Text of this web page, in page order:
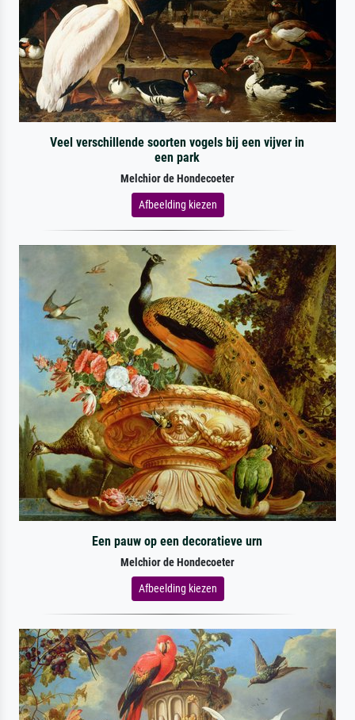
Veel verschillende soorten vogels bij een vijver in
een park
Melchior de Hondecoeter
Afbeelding kiezen
Een pauw op een decoratieve urn
Melchior de Hondecoeter
Afbeelding kiezen